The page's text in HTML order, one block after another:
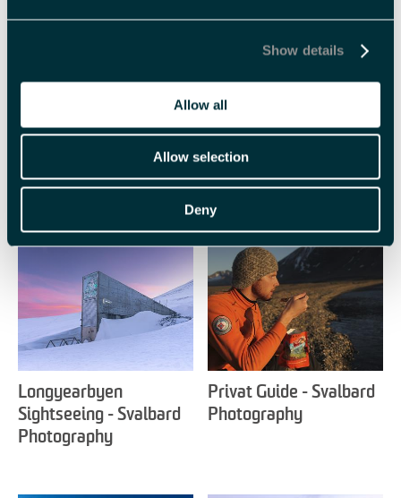
Show details
Allow all
Allow selection
Deny
Longyearbyen
Sightseeing - Svalbard
Photography
Privat Guide - Svalbard
Photography